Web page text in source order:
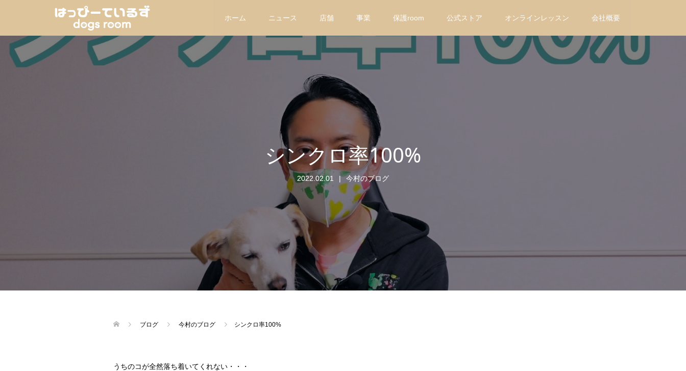
ホーム ニュース 店舗 事業 保護room 公式ストア オンラインレッスン 会社概要
シンクロ率100%
2022.02.01 今村のブログ
ブログ 今村のブログ シンクロ率100%
うちのコが全然落ち着いてくれない・・・